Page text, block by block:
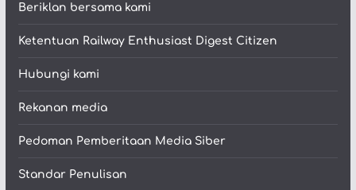
Beriklan bersama kami
Ketentuan Railway Enthusiast Digest Citizen
Hubungi kami
Rekanan media
Pedoman Pemberitaan Media Siber
Standar Penulisan